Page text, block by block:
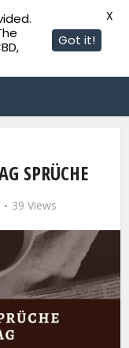
SPRÜCHE
39 Views
Got it!
X